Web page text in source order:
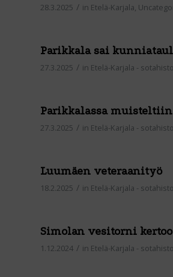
28.3.2025 / in Etelä-Karjala
Parikkala sai
27.3.2025 / in Etelä-Karjala -
Parikkalassa
27.3.2025 / in Etelä-Karjala -
Luumäen veteraanityö
18.2.2025 / in Etelä-Karjala -
Simolan vesitorni
1.12.2024 / in Etelä-Karjala -